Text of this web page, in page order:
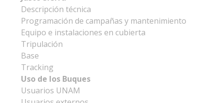
Descripción técnica
Programación de campañas y mantenimiento
Equipo e instalaciones en cubierta
Tripulación
Base
Tracking
Uso de los Buques
Usuarios UNAM